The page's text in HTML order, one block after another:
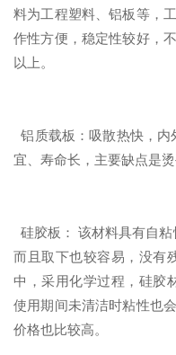
料为工程塑料、铝板等，
作性方便，稳定性较好，
以上。
铝质载板：吸散热快，
宜、寿命长，主要缺点是
硅胶板： 该材料具有自
而且取下也较容易，没有
中，采用化学过程，硅胶
使用期间未清洁时粘性也
价格也比较高。